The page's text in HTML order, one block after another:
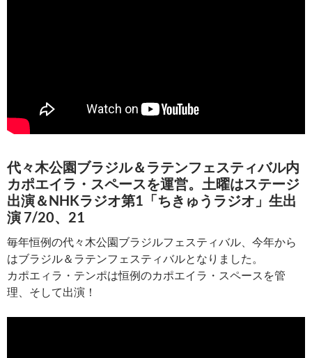
代々木公園ブラジル＆ラテンフェスティバル内
カポエイラ・スペースを運営。土曜はステージ
出演＆NHKラジオ第1「ちきゅうラジオ」生出
演 7/20、21
毎年恒例の代々木公園ブラジルフェスティバル、今年から
はブラジル＆ラテンフェスティバルとなりました。
カポエィラ・テンポは恒例のカポエイラ・スペースを管
理、そして出演！